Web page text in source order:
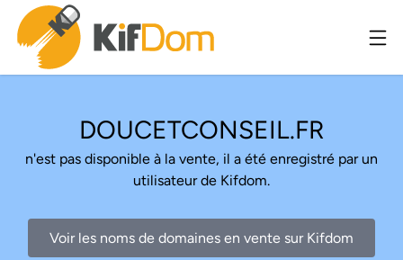
DOUCETCONSEIL.FR
n'est pas disponible à la vente, il a été enregistré par un
utilisateur de Kifdom.
Voir les noms de domaines en vente sur Kifdom